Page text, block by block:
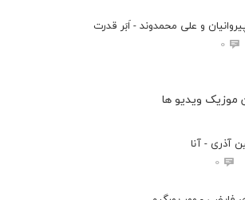
و علی محمدوند - اَبَر قدرت
0
موزیک ویدیو ها
آذری - آنا
0